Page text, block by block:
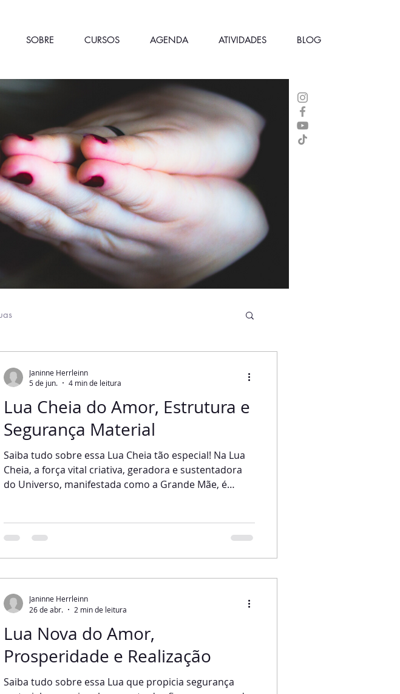
SOBRE CURSOS AGENDA ATIVIDADES BLOG
Lua Cheia do Amor, Estrutura e
Segurança Material
Saiba tudo sobre essa Lua Cheia tão especial! Na Lua
Cheia, a força vital criativa, geradora e sustentadora
do Universo, manifestada como a Grande Mãe, é
facilmente com nossas emoções e intuição. Somente a
energia da Lua Cheia já é maravilhosa, mas não
Janinne Herrleinn
5 de jun.
4 min de leitura
Lua Nova do Amor,
Prosperidade e Realização
Saiba tudo sobre essa Lua que propicia segurança
Janinne Herrleinn
26 de abr.
2 min de leitura